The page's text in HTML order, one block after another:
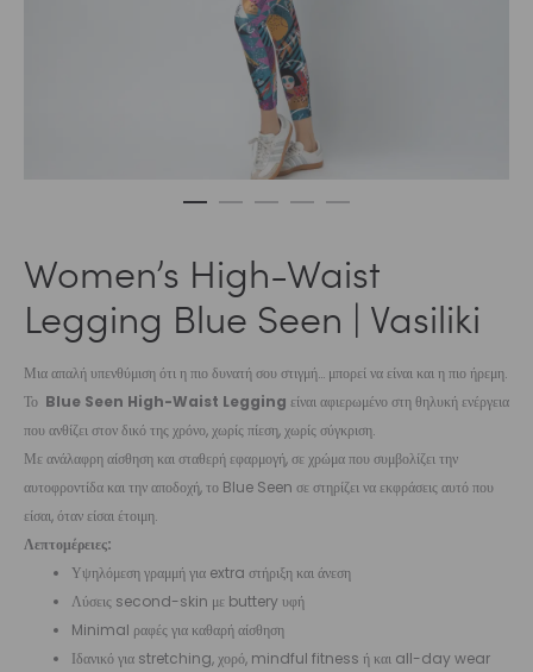
Women’s High-Waist
Legging Blue Seen | Vasiliki
Μια απαλή υπενθύμιση ότι η πιο δυνατή σου στιγμή… μπορεί να είναι και η πιο ήρεμη.
Το Blue Seen High-Waist Legging είναι αφιερωμένο στη θηλυκή ενέργεια
που ανθίζει στον δικό της χρόνο, χωρίς πίεση, χωρίς σύγκριση.
Με ανάλαφρη αίσθηση και σταθερή εφαρμογή, σε χρώμα που συμβολίζει την
αυτοφροντίδα και την αποδοχή, το Blue Seen σε στηρίζει να εκφράσεις αυτό που
είσαι, όταν είσαι έτοιμη.
Λεπτομέρειες:
Υψηλόμεση γραμμή για extra στήριξη και άνεση
Λύσεις second-skin με buttery υφή
Minimal ραφές για καθαρή αίσθηση
Ιδανικό για stretching, χορό, mindful fitness ή και all-day wear